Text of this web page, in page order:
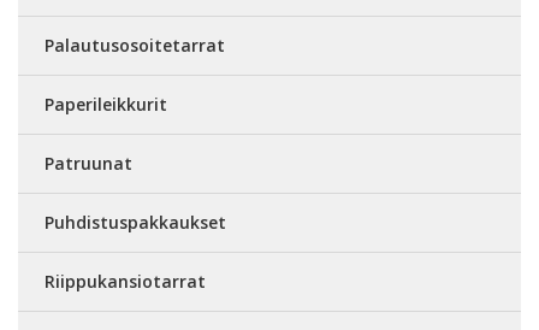
Palautusosoitetarrat
Paperileikkurit
Patruunat
Puhdistuspakkaukset
Riippukansiotarrat